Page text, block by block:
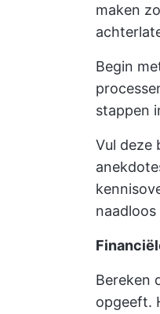
maken
Begin
stappen
Vul deze
Bereken
opgeeft.